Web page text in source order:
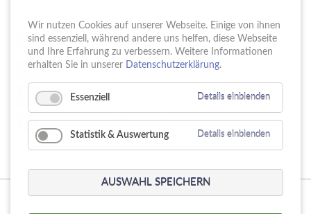
15. Schule trifft Wirtschaft bei der PUMPENoase!
18. Vortrag IT-Sicherheit
16 Jahre PUMPENoase
23.
Wir nutzen Cookies auf unserer Webseite. Einige von ihnen
sind essenziell, während andere uns helfen, diese Webseite
und Ihre Erfahrung zu verbessern. Weitere Informationen
erhalten Sie in unserer Datenschutzerklärung.
Essenziell Details einblenden
Statistik & Auswertung Details einblenden
AUSWAHL SPEICHERN